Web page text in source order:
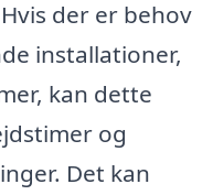
der er behov
installationer,
kan dette
og
Det kan